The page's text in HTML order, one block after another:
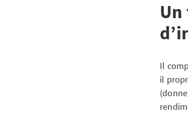
Il
il